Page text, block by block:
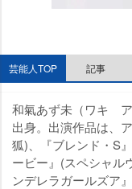
芸能人TOP 記事
和氣あず未（ワキ
出身。出演作品は、
狐)、『ブレンド・S
ービー』(スペシャル
ンデレラガールズア